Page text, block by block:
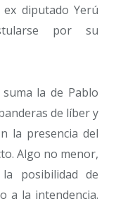
diputado Yerú
por su
la de Pablo
de líber y
la presencia del
Algo no menor,
posibilidad de
a la intendencia.